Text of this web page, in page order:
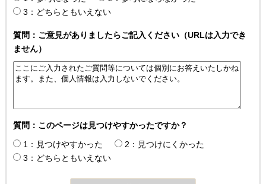
3：どちらともいえない
質問：ご意見がありましたらご記入ください（URLは入力でき
ません）
質問：このページは見つけやすかったですか？
1：見つけやすかった
2：見つけにくかった
3：どちらともいえない